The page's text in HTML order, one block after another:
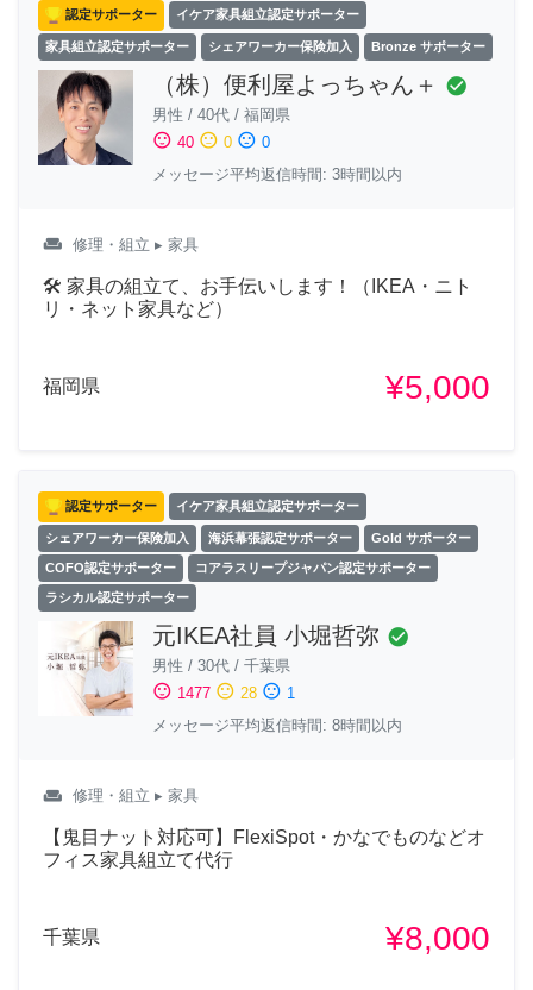
認定サポーター イケア家具組立認定サポーター
家具組立認定サポーター シェアワーカー保険加入 Bronze サポーター
（株）便利屋よっちゃん＋ check_circle
男性 / 40代 / 福岡県
sentiment_satisfied 40 sentiment_neutral 0 sentiment_dissatisfied 0
メッセージ平均返信時間: 3時間以内
weekend 修理・組立 ▸ 家具
🛠 家具の組立て、お手伝いします！（IKEA・ニト
リ・ネット家具など）
福岡県 ¥5,000
認定サポーター イケア家具組立認定サポーター
シェアワーカー保険加入 海浜幕張認定サポーター Gold サポーター
COFO認定サポーター コアラスリープジャパン認定サポーター
ラシカル認定サポーター
元IKEA社員 小堀哲弥 check_circle
男性 / 30代 / 千葉県
sentiment_satisfied 1477 sentiment_neutral 28 sentiment_dissatisfied 1
メッセージ平均返信時間: 8時間以内
weekend 修理・組立 ▸ 家具
【鬼目ナット対応可】FlexiSpot・かなでものなどオ
フィス家具組立て代行
千葉県 ¥8,000